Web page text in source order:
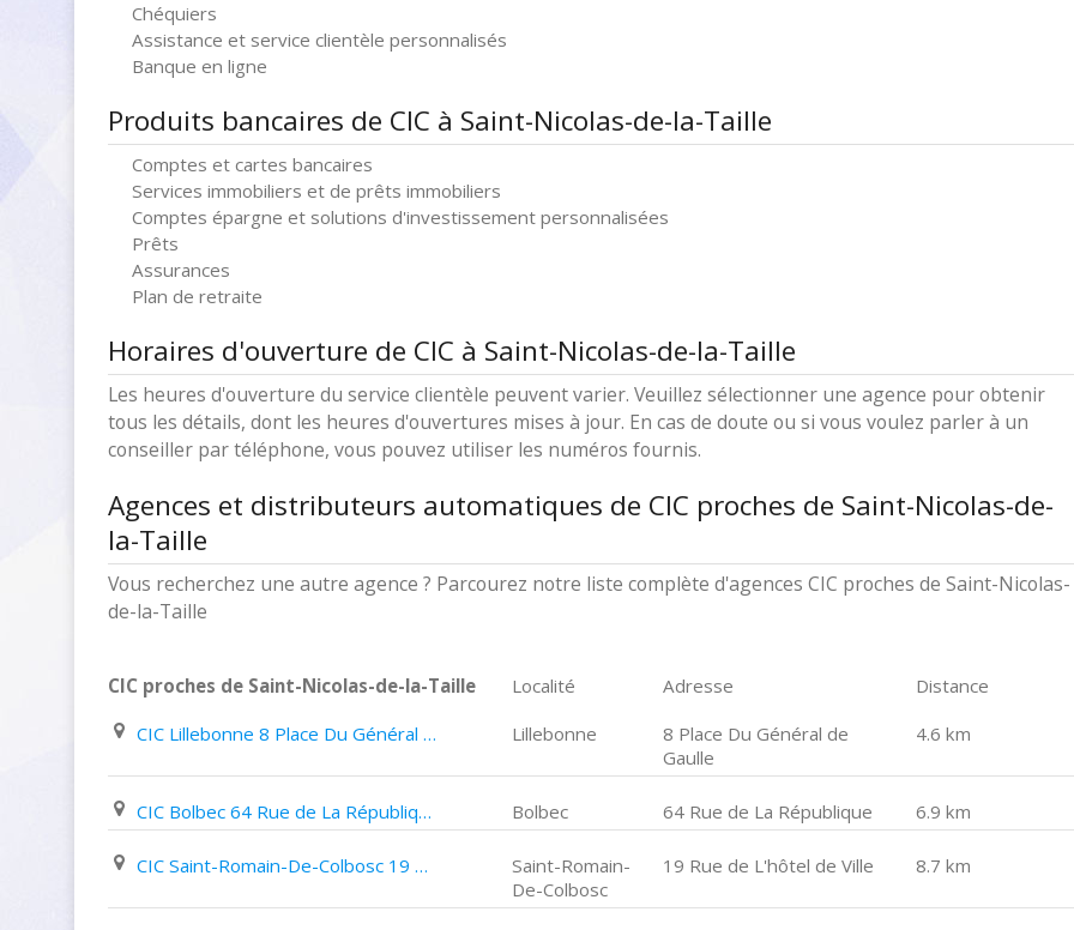
Chéquiers
Assistance et service clientèle personnalisés
Banque en ligne
Produits bancaires de CIC à Saint-Nicolas-de-la-Taille
Comptes et cartes bancaires
Services immobiliers et de prêts immobiliers
Comptes épargne et solutions d'investissement personnalisées
Prêts
Assurances
Plan de retraite
Horaires d'ouverture de CIC à Saint-Nicolas-de-la-Taille
Les heures d'ouverture du service clientèle peuvent varier. Veuillez sélectionner une agence pour obtenir
tous les détails, dont les heures d'ouvertures mises à jour. En cas de doute ou si vous voulez parler à un
conseiller par téléphone, vous pouvez utiliser les numéros fournis.
Agences et distributeurs automatiques de CIC proches de Saint-Nicolas-de-
la-Taille
Vous recherchez une autre agence ? Parcourez notre liste complète d'agences CIC proches de Saint-Nicolas-
de-la-Taille
CIC proches de Saint-Nicolas-de-la-Taille Localité Adresse
Distance
CIC Lillebonne 8 Place Du Général de Gaulle
Lillebonne
8 Place Du Général de
Gaulle
4.6 km
CIC Bolbec 64 Rue de La République Bolbec 64 Rue de La République 6.9 km
CIC Saint-Romain-De-Colbosc 19 Rue de L'hôtel de Ville
Saint-Romain-
De-Colbosc
19 Rue de L'hôtel de Ville 8.7 km